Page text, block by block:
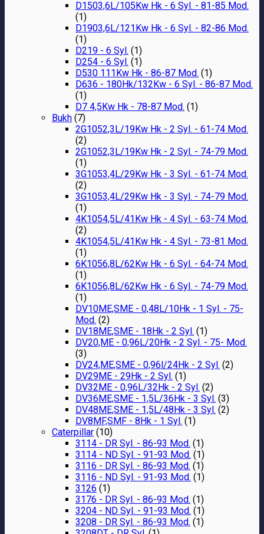
D1503,6L/105Kw Hk - 6 Syl. - 81-85 Mod.
(1)
D1903,6L/121Kw Hk - 6 Syl. - 82-86 Mod.
(1)
D219 - 6 Syl. (1)
D254 - 6 Syl. (1)
D530 111Kw Hk - 86-87 Mod. (1)
D636 - 180Hk/132Kw - 6 Syl. - 86-87 Mod.
(1)
D7 4,5Kw Hk - 78-87 Mod. (1)
Bukh (7)
2G1052,3L/19Kw Hk - 2 Syl. - 61-74 Mod.
(2)
2G1052,3L/19Kw Hk - 2 Syl. - 74-79 Mod.
(1)
3G1053,4L/29Kw Hk - 3 Syl. - 61-74 Mod.
(2)
3G1053,4L/29Kw Hk - 3 Syl. - 74-79 Mod.
(1)
4K1054,5L/41Kw Hk - 4 Syl. - 63-74 Mod.
(2)
4K1054,5L/41Kw Hk - 4 Syl. - 73-81 Mod.
(1)
6K1056,8L/62Kw Hk - 6 Syl. - 64-74 Mod.
(1)
6K1056,8L/62Kw Hk - 6 Syl. - 74-79 Mod.
(1)
DV10ME,SME - 0,48L/10Hk - 1 Syl. - 75-
Mod. (2)
DV18ME,SME - 18Hk - 2 Syl. (1)
DV20,ME - 0,96L/20Hk - 2 Syl. - 75- Mod.
(3)
DV24,ME,SME - 0,96l/24Hk - 2 Syl. (2)
DV29ME - 29Hk - 2 Syl. (1)
DV32ME - 0,96L/32Hk - 2 Syl. (2)
DV36ME,SME - 1,5L/36Hk - 3 Syl. (3)
DV48ME,SME - 1,5L/48Hk - 3 Syl. (2)
DV8MF,SMF - 8Hk - 1 Syl. (1)
Caterpillar (10)
3114 - DR Syl. - 86-93 Mod. (1)
3114 - ND Syl. - 91-93 Mod. (1)
3116 - DR Syl. - 86-93 Mod. (1)
3116 - ND Syl. - 91-93 Mod. (1)
3126 (1)
3176 - DR Syl. - 86-93 Mod. (1)
3204 - ND Syl. - 91-93 Mod. (1)
3208 - DR Syl. - 86-93 Mod. (1)